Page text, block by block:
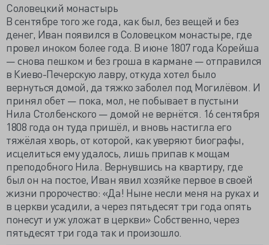
Соловецкий монастырь
В сентябре того же года, как был, без вещей и без
денег, Иван появился в Соловецком монастыре, где
провел иноком более года. В июне 1807 года Корейша
— снова пешком и без гроша в кармане — отправился
в Киево-Печерскую лавру, откуда хотел было
вернуться домой, да тяжко заболел под Могилёвом. И
принял обет — пока, мол, не побывает в пустыни
Нила Столбенского — домой не вернётся. 16 сентября
1808 года он туда пришёл, и вновь настигла его
тяжёлая хворь, от которой, как уверяют биографы,
исцелиться ему удалось, лишь припав к мощам
преподобного Нила. Вернувшись на квартиру, где
был он на постое, Иван явил хозяйке первое в своей
жизни пророчество: «Да! Ныне несли меня на руках и
в церкви усадили, а через пятьдесят три года опять
понесут и уж уложат в церкви» Собственно, через
пятьдесят три года так и произошло.